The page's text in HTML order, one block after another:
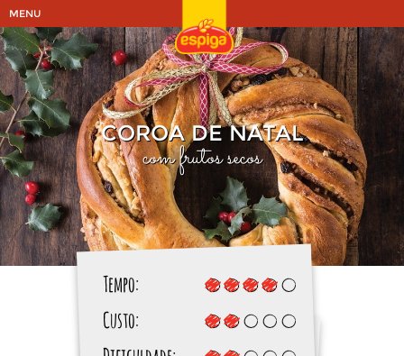
MENU
COROA DE NATAL
com frutos secos
Tempo:
Custo: